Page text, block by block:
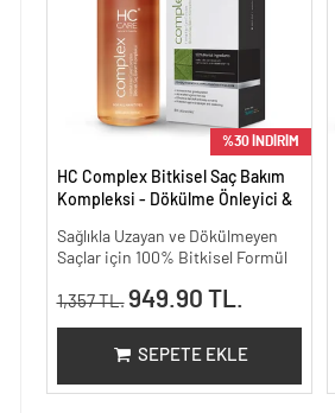
%30 İNDİRİM
HC Complex Bitkisel Saç Bakım
Kompleksi - Dökülme Önleyici &
200 ml.
Sağlıkla Uzayan ve Dökülmeyen
Saçlar için 100% Bitkisel Formül
1,357 TL. 949.90 TL.
SEPETE EKLE